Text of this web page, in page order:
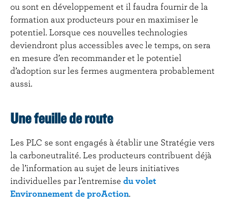
ou sont en développement et il faudra fournir de la
formation aux producteurs pour en maximiser le
potentiel. Lorsque ces nouvelles technologies
deviendront plus accessibles avec le temps, on sera
en mesure d’en recommander et le potentiel
d’adoption sur les fermes augmentera probablement
aussi.
Une feuille de route
Les PLC se sont engagés à établir une Stratégie vers
la carboneutralité. Les producteurs contribuent déjà
de l’information au sujet de leurs initiatives
individuelles par l’entremise du volet
Environnement de proAction.